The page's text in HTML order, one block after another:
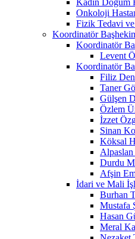
Onkoloji
Fizik Tedavi
Koordinatör
Koordinatör
Levent
Koordinatör
Filiz
Taner
Gülşen
Özlem
İzzet
Sinan
Köksal
Durdu
Afşin
İdari ve Mali
Burhan
Mustafa
Hasan
Meral